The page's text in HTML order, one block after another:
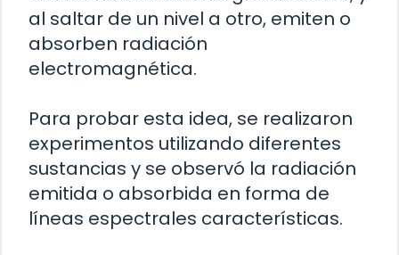
al saltar de un nivel a otro, emiten o
absorben radiación
electromagnética.
Para probar esta idea, se realizaron
experimentos utilizando diferentes
sustancias y se observó la radiación
emitida o absorbida en forma de
líneas espectrales características.